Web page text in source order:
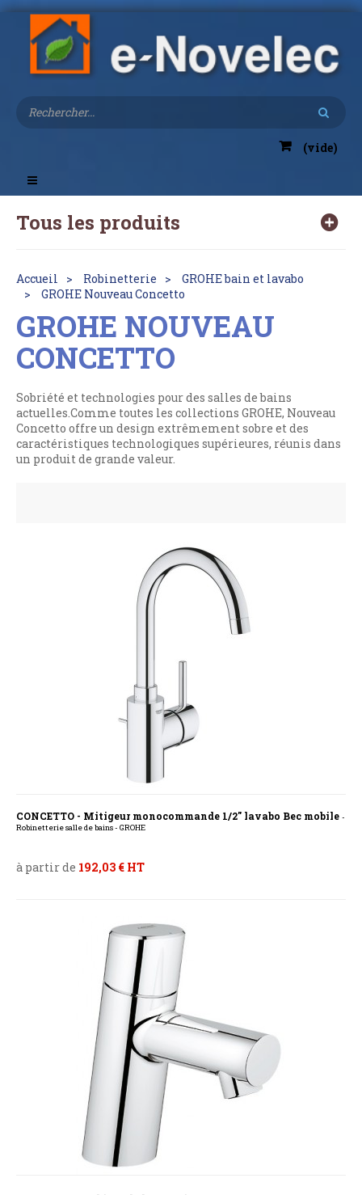
(vide)
Toggle
navigation
Tous les produits
Accueil Robinetterie
GROHE bain et lavabo
GROHE Nouveau Concetto
GROHE NOUVEAU
CONCETTO
Sobriété et technologies pour des salles de bains
actuelles.Comme toutes les collections GROHE, Nouveau
Concetto offre un design extrêmement sobre et des
caractéristiques technologiques supérieures, réunis dans
un produit de grande valeur.
CONCETTO - Mitigeur monocommande 1/2" lavabo Bec mobile -
Robinetterie salle de bains - GROHE
à partir de 192,03 € HT